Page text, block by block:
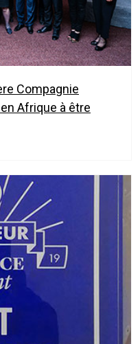
Compagnie
Afrique à être